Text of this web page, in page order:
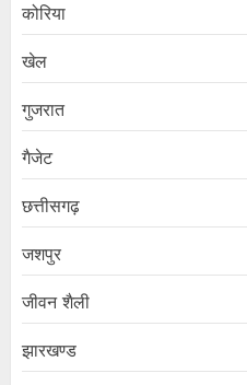
कोरिया
खेल
गुजरात
गैजेट
छत्तीसगढ़
जशपुर
जीवन शैली
झारखण्ड